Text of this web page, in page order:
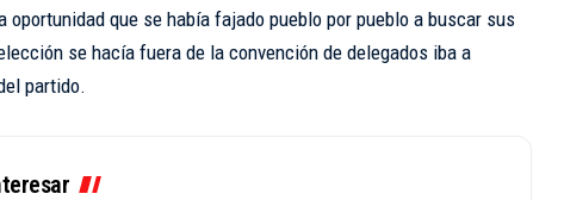
oportunidad que se había fajado pueblo por pueblo a buscar sus
se hacía fuera de la convención de delegados iba a
partido.